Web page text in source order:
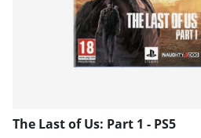
The Last of Us: Part 1 - PS5